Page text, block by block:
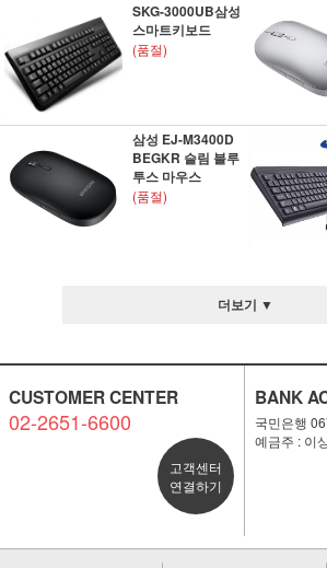
SKG-3000UB삼성
스마트키보드
(품절)
삼성 EJ-M3400D
BEGKR 슬림 블루
투스 마우스
(품절)
더보기 ▼
CUSTOMER CENTER
02-2651-6600
고객센터
연결하기
BANK
국민은행
예금주 : 이